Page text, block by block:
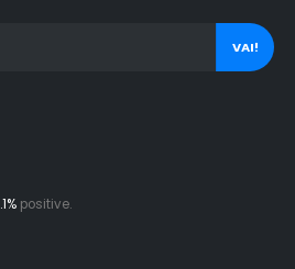
VAI!
positive.